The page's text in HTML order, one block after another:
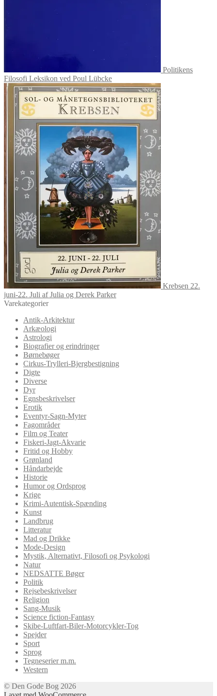
Politikens
Filosofi Leksikon ved Poul Lübcke
Krebsen 22.
juni-22. Juli af Julia og Derek Parker
Varekategorier
Antik-Arkitektur
Arkæologi
Astrologi
Biografier og erindringer
Børnebøger
Cirkus-Trylleri-Bjergbestigning
Digte
Diverse
Dyr
Egnsbeskrivelser
Erotik
Eventyr-Sagn-Myter
Fagområder
Film og Teater
Fiskeri-Jagt-Akvarie
Fritid og Hobby
Grønland
Håndarbejde
Historie
Humor og Ordsprog
Krige
Krimi-Autentisk-Spænding
Kunst
Landbrug
Litteratur
Mad og Drikke
Mode-Design
Mystik, Alternativt, Filosofi og Psykologi
Natur
NEDSATTE Bøger
Politik
Rejsebeskrivelser
Religion
Sang-Musik
Science fiction-Fantasy
Skibe-Luftfart-Biler-Motorcykler-Tog
Spejder
Sport
Sprog
Tegneserier m.m.
Western
© Den Gode Bog 2026